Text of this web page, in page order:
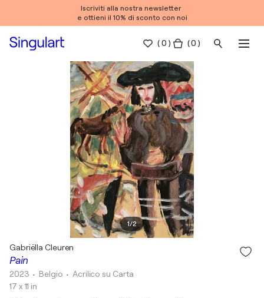
Iscriviti alla nostra newsletter
e ottieni il 10% di sconto con noi
(0 ) ( 0 )
1/2
Pain
Gabriëlla Cleuren
2023 • Belgio •Acrilico su Carta
17 x 11 in